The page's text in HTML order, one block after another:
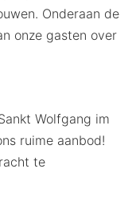
Onderaan de
onze gasten over
Wolfgang im
ruime aanbod!
te